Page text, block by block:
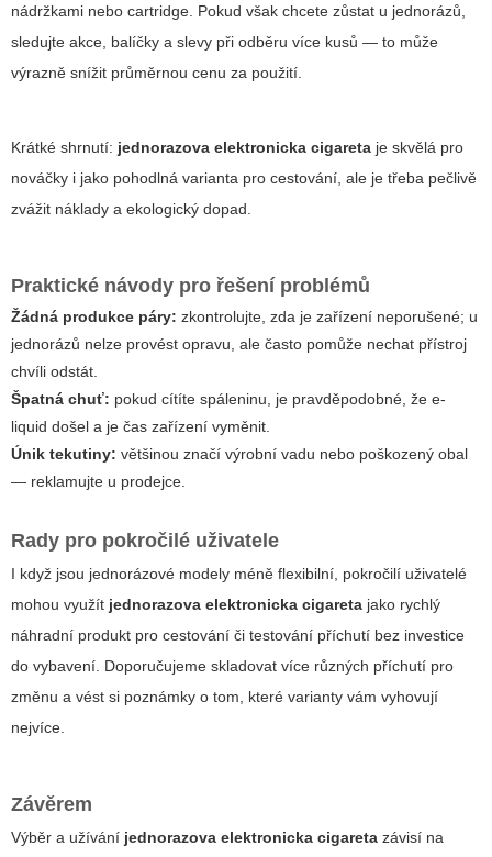
nádržkami nebo cartridge. Pokud však chcete zůstat u jednorázů,
sledujte akce, balíčky a slevy při odběru více kusů — to může
výrazně snížit průměrnou cenu za použití.
Krátké shrnutí: jednorazova elektronicka cigareta je skvělá pro
nováčky i jako pohodlná varianta pro cestování, ale je třeba pečlivě
zvážit náklady a ekologický dopad.
Praktické návody pro řešení problémů
Žádná produkce páry: zkontrolujte, zda je zařízení neporušené; u
jednorázů nelze provést opravu, ale často pomůže nechat přístroj
chvíli odstát.
Špatná chuť: pokud cítíte spáleninu, je pravděpodobné, že e-
liquid došel a je čas zařízení vyměnit.
Únik tekutiny: většinou značí výrobní vadu nebo poškozený obal
— reklamujte u prodejce.
Rady pro pokročilé uživatele
I když jsou jednorázové modely méně flexibilní, pokročilí uživatelé
mohou využít jednorazova elektronicka cigareta jako rychlý
náhradní produkt pro cestování či testování příchutí bez investice
do vybavení. Doporučujeme skladovat více různých příchutí pro
změnu a vést si poznámky o tom, které varianty vám vyhovují
nejvíce.
Závěrem
Výběr a užívání jednorazova elektronicka cigareta závisí na